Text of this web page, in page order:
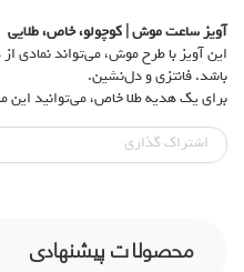
آویز ساعت موش | کوچولو، خاص، طلایی
این آویز با طرح موش، می‌تواند
باشد. فانتزی و دل‌نشین.
برای یک هدیه طلا خاص، می‌توانید این
اشتراک‌ گذاری
محصولات پیشنهادی